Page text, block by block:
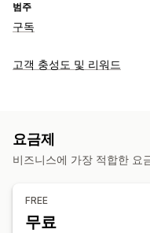
범주
구독
구독 유형
설정 가능한 가격
프리미엄(Freemium)
사용자별 요금제
고객 충성도 및 리워드
사용자 지정 프로그램
독점 액세스
요금제
비즈니스에 가장 적합한 요
FREE
무료